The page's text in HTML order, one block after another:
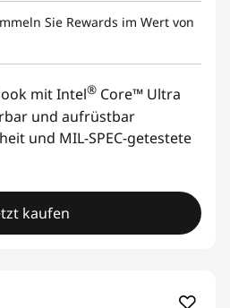
Sie Rewards im Wert von
mit Intel® Core™ Ultra
und aufrüstbar
und MIL-SPEC-getestete
kaufen